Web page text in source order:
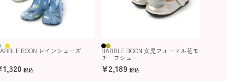
BOON レインシューズ
1,320 税込
BABBLE BOON 女児フォーマル花モ
チーフシュー
¥2,189 税込